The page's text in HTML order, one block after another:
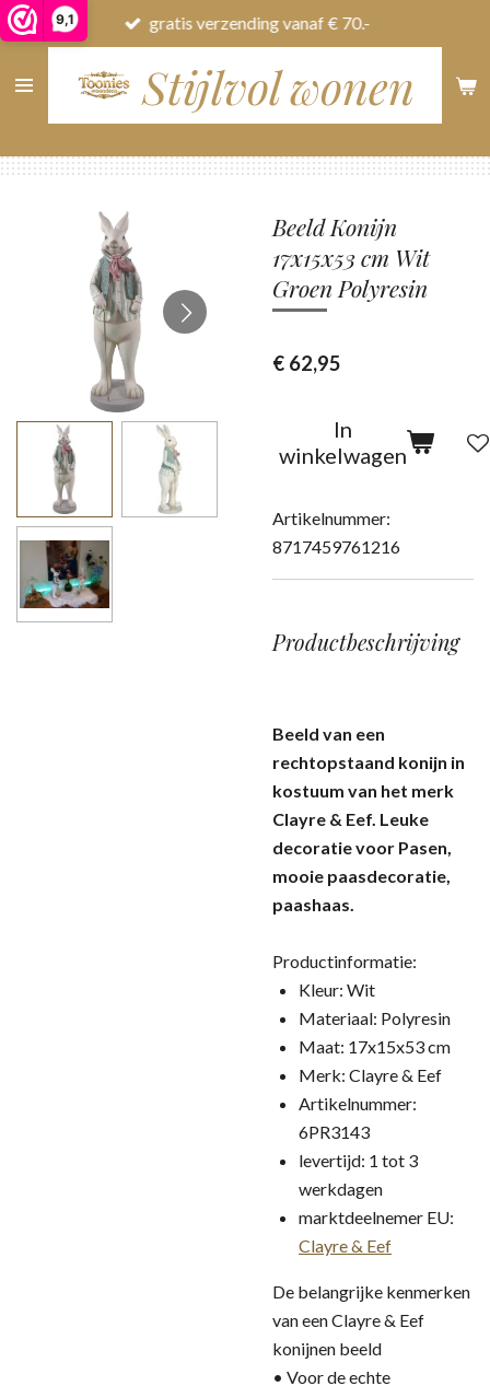
9,1
Ga
direct
naar
Stijlvol wonen
gratis verzending vanaf € 70.-
Beeld Konijn
17x15x53 cm Wit
Groen Polyresin
€ 62,95
In
winkelwagen
Artikelnummer:
8717459761216
Productbeschrijving
Beeld van een
rechtopstaand konijn in
kostuum van het merk
Clayre & Eef. Leuke
decoratie voor Pasen,
mooie paasdecoratie,
paashaas.
Productinformatie:
Kleur: Wit
Materiaal: Polyresin
Maat: 17x15x53 cm
Merk: Clayre & Eef
Artikelnummer:
6PR3143
levertijd: 1 tot 3
werkdagen
marktdeelnemer EU:
Clayre & Eef
De belangrijke kenmerken
van een Clayre & Eef
konijnen beeld
• Voor de echte